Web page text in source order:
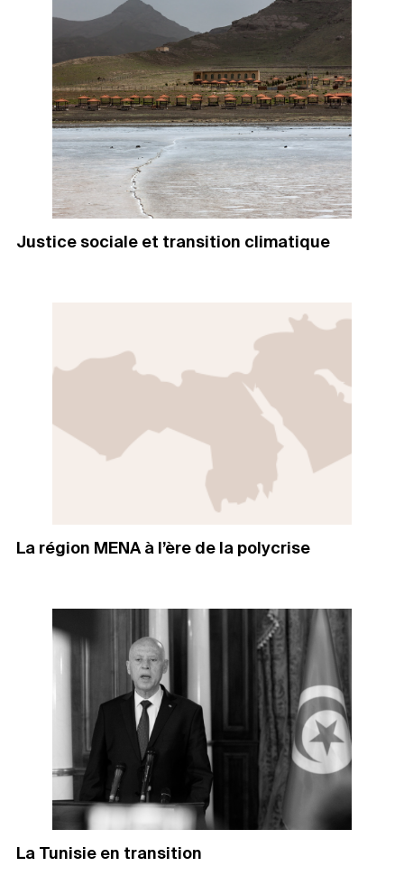
Justice sociale et transition climatique
La région MENA à l’ère de la polycrise
La Tunisie en transition